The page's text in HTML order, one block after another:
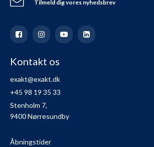
Tilmeld dig vores nyhedsbrev
Kontakt os
exakt@exakt.dk
+45 98 19 35 33
Stenholm 7,
9400 Nørresundby
Åbningstider